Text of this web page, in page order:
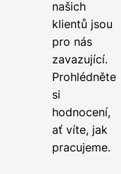
našich
klientů jsou
pro nás
zavazující.
Prohlédněte
si
hodnocení,
ať víte, jak
pracujeme.